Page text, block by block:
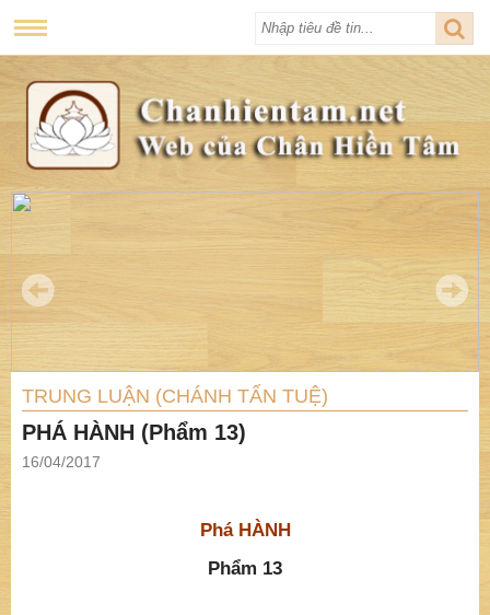
TRUNG LUẬN (CHÁNH TẤN TUỆ)
PHÁ HÀNH (Phẩm 13)
16/04/2017
Phá HÀNH
Phẩm 13